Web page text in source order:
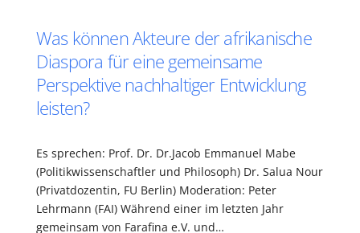
Was können Akteure der afrikanische
Diaspora für eine gemeinsame
Perspektive nachhaltiger Entwicklung
leisten?
Es sprechen: Prof. Dr. Dr.Jacob Emmanuel Mabe
(Politikwissenschaftler und Philosoph) Dr. Salua Nour
(Privatdozentin, FU Berlin) Moderation: Peter
Lehrmann (FAI) Während einer im letzten Jahr
gemeinsam von Farafina e.V. und…